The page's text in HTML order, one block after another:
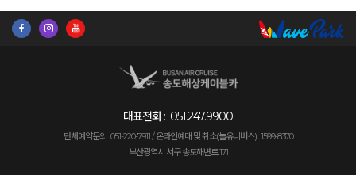
대표전화 : 051.247.9900
단체예약문의 : 051-220-7911 / 온라인예매 및 취소(놀유니버스) : 1599-8370
부산광역시 서구 송도해변로 171